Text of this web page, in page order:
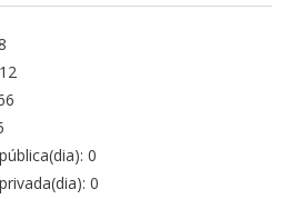
0
0